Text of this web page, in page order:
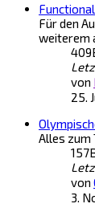
Für den
weiterem
409
von
25.
Alles zum
157
von
3.